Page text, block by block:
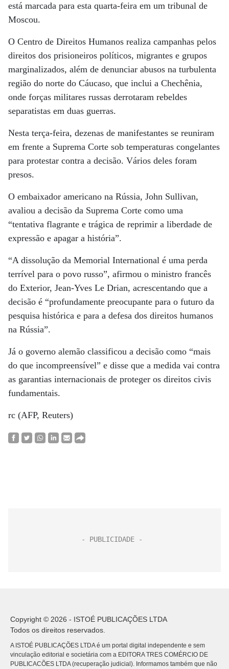
está marcada para esta quarta-feira em um tribunal de
Moscou.
O Centro de Direitos Humanos realiza campanhas pelos
direitos dos prisioneiros políticos, migrantes e grupos
marginalizados, além de denunciar abusos na turbulenta
região do norte do Cáucaso, que inclui a Chechênia,
onde forças militares russas derrotaram rebeldes
separatistas em duas guerras.
Nesta terça-feira, dezenas de manifestantes se reuniram
em frente a Suprema Corte sob temperaturas congelantes
para protestar contra a decisão. Vários deles foram
presos.
O embaixador americano na Rússia, John Sullivan,
avaliou a decisão da Suprema Corte como uma
“tentativa flagrante e trágica de reprimir a liberdade de
expressão e apagar a história”.
“A dissolução da Memorial International é uma perda
terrível para o povo russo”, afirmou o ministro francês
do Exterior, Jean-Yves Le Drian, acrescentando que a
decisão é “profundamente preocupante para o futuro da
pesquisa histórica e para a defesa dos direitos humanos
na Rússia”.
Já o governo alemão classificou a decisão como “mais
do que incompreensível” e disse que a medida vai contra
as garantias internacionais de proteger os direitos civis
fundamentais.
rc (AFP, Reuters)
Copyright © 2026 - ISTOÉ PUBLICAÇÕES LTDA
Todos os direitos reservados.
A ISTOÉ PUBLICAÇÕES LTDA é um portal digital independente e sem
vinculação editorial e societária com a EDITORA TRES COMÉRCIO DE
PUBLICACÕES LTDA (recuperação judicial). Informamos também que não